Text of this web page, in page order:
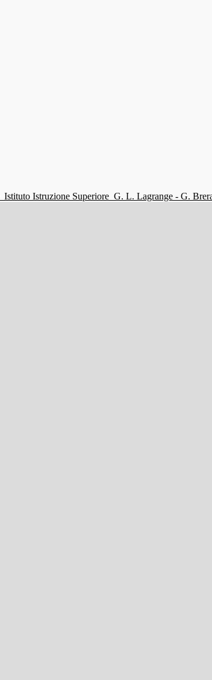
Istituto Istruzione Superiore G. L. Lagrange - G.